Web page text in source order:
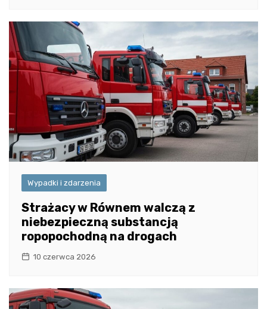
Wypadki i zdarzenia
Strażacy w Równem walczą z
niebezpieczną substancją
ropopochodną na drogach
10 czerwca 2026